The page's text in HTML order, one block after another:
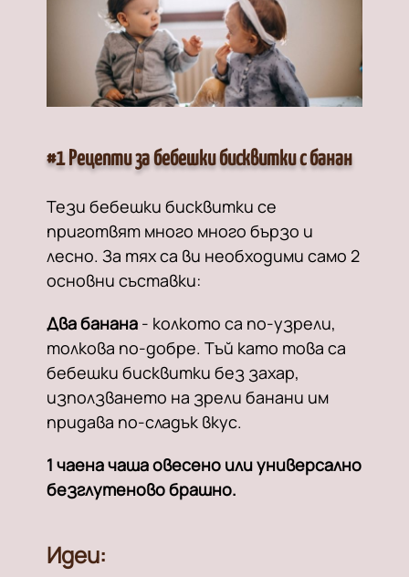
#1 Рецепти за бебешки бисквитки с банан
Тези бебешки бисквитки се
приготвят много много бързо и
лесно. За тях са ви необходими само 2
основни съставки:
Два банана- колкото са по-узрели,
толкова по-добре. Тъй като това са
бебешки бисквитки без захар,
използването на зрели банани им
придава по-сладък вкус.
1 чаена чаша овесено или универсално
безглутеново брашно.
Идеи: